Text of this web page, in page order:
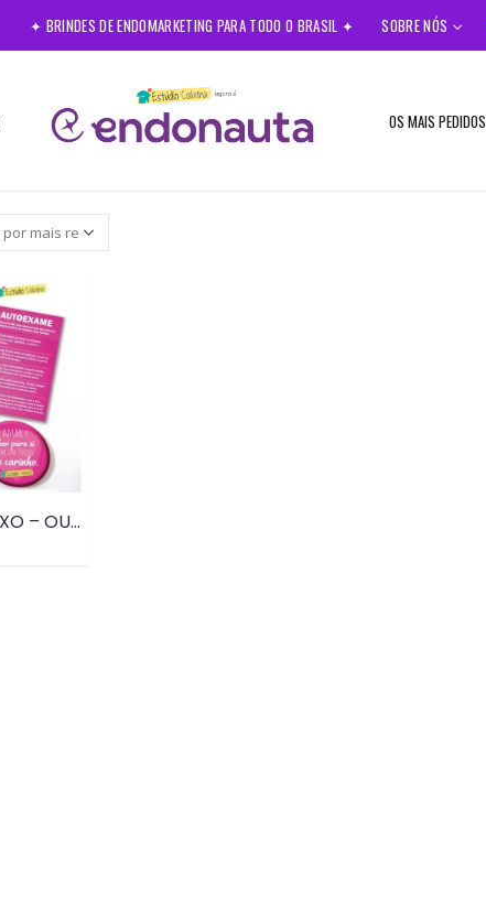
✦ BRINDES DE ENDOMARKETING PARA TODO O BRASIL ✦ SOBRE NÓS
OS MAIS PEDIDOS
ESPELHO REFLEXO – OUTUBRO ROSA • PRD132